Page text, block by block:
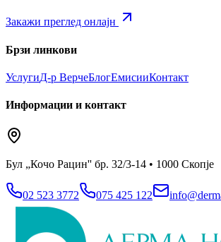
Закажи преглед онлајн
Брзи линкови
УслугиД-р ВерчеБлогЕмисииКонтакт
Информации и контакт
Бул „Кочо Рацин'' бр. 32/3-14 • 1000 Скопје
02 523 3772 075 425 122